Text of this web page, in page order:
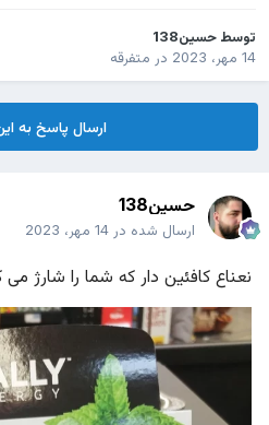
توسط حسین138
14 مهر، 2023
در متفرقه
ارسال پاسخ به
حسین138
ارسال شده در 14 مهر، 2023
نعناع کافئین دار که شما را شارژ می